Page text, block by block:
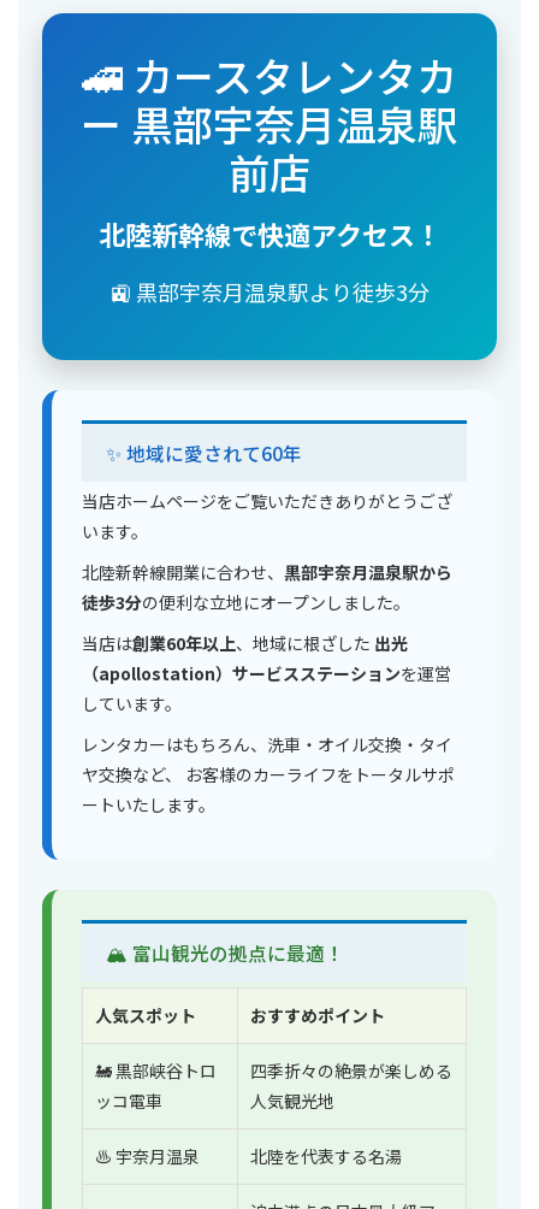
🚄 カースタレンタカ
ー 黒部宇奈月温泉駅
前店
北陸新幹線で快適アクセス！
🚉 黒部宇奈月温泉駅より徒歩3分
✨ 地域に愛されて60年
当店ホームページをご覧いただきありがとうござ
います。
北陸新幹線開業に合わせ、 黒部宇奈月温泉駅から
徒歩3分の便利な立地にオープンしました。
当店は創業60年以上、地域に根ざした 出光
（apollostation）サービスステーションを運営
しています。
レンタカーはもちろん、洗車・オイル交換・タイ
ヤ交換など、 お客様のカーライフをトータルサポ
ートいたします。
🏔 富山観光の拠点に最適！
人気スポット おすすめポイント
🚂 黒部峡谷トロ
ッコ電車
四季折々の絶景が楽しめる
人気観光地
♨️ 宇奈月温泉 北陸を代表する名湯